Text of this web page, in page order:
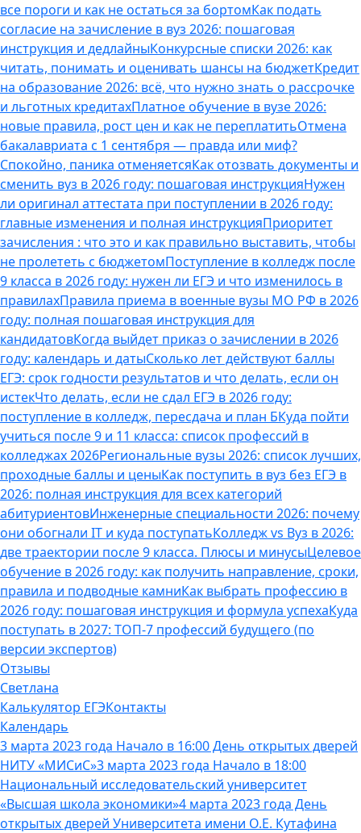
все пороги и как не остаться за бортомКак подать
согласие на зачисление в вуз 2026: пошаговая
инструкция и дедлайныКонкурсные списки 2026: как
читать, понимать и оценивать шансы на бюджетКредит
на образование 2026: всё, что нужно знать о рассрочке
и льготных кредитахПлатное обучение в вузе 2026:
новые правила, рост цен и как не переплатитьОтмена
бакалавриата с 1 сентября — правда или миф?
Спокойно, паника отменяетсяКак отозвать документы и
сменить вуз в 2026 году: пошаговая инструкцияНужен
ли оригинал аттестата при поступлении в 2026 году:
главные изменения и полная инструкцияПриоритет
зачисления : что это и как правильно выставить, чтобы
не пролететь с бюджетомПоступление в колледж после
9 класса в 2026 году: нужен ли ЕГЭ и что изменилось в
правилахПравила приема в военные вузы МО РФ в 2026
году: полная пошаговая инструкция для
кандидатовКогда выйдет приказ о зачислении в 2026
году: календарь и датыСколько лет действуют баллы
ЕГЭ: срок годности результатов и что делать, если он
истекЧто делать, если не сдал ЕГЭ в 2026 году:
поступление в колледж, пересдача и план БКуда пойти
учиться после 9 и 11 класса: список профессий в
колледжах 2026Региональные вузы 2026: список лучших,
проходные баллы и ценыКак поступить в вуз без ЕГЭ в
2026: полная инструкция для всех категорий
абитуриентовИнженерные специальности 2026: почему
они обогнали IT и куда поступатьКолледж vs Вуз в 2026:
две траектории после 9 класса. Плюсы и минусыЦелевое
обучение в 2026 году: как получить направление, сроки,
правила и подводные камниКак выбрать профессию в
2026 году: пошаговая инструкция и формула успехаКуда
поступать в 2027: ТОП-7 профессий будущего (по
версии экспертов)
Отзывы
Светлана
Калькулятор ЕГЭКонтакты
Календарь
3 марта 2023 года Начало в 16:00 День открытых дверей
НИТУ «МИСиС»3 марта 2023 года Начало в 18:00
Национальный исследовательский университет
«Высшая школа экономики»4 марта 2023 года День
открытых дверей Университета имени О.Е. Кутафина